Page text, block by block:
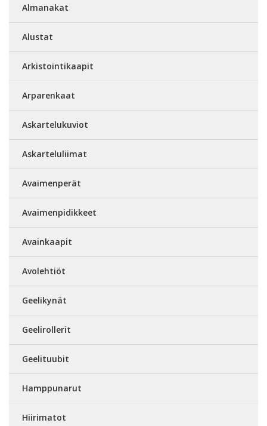
Almanakat
Alustat
Arkistointikaapit
Arparenkaat
Askartelukuviot
Askarteluliimat
Avaimenperät
Avaimenpidikkeet
Avainkaapit
Avolehtiöt
Geelikynät
Geelirollerit
Geelituubit
Hamppunarut
Hiirimatot